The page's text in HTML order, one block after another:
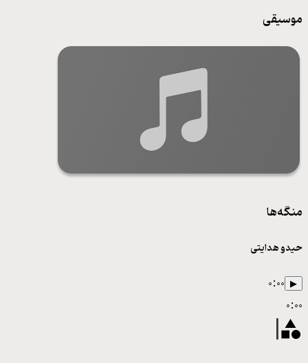
موسیقی
منگه‌ها
حیدو هدایتی
▶ ۰:۰۰
۰:۰۰